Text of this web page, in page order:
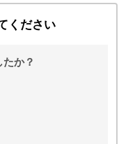
ください
か？